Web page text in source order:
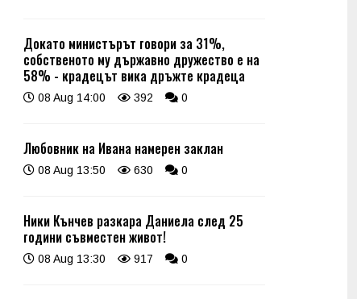
Докато министърът говори за 31%,
собственото му държавно дружество е на
58% - крадецът вика дръжте крадеца
08 Aug 14:00 392 0
Любовник на Ивана намерен заклан
08 Aug 13:50 630 0
Ники Кънчев разкара Даниела след 25
години съвместен живот!
08 Aug 13:30 917 0